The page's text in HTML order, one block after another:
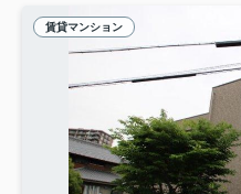
賃貸マンション